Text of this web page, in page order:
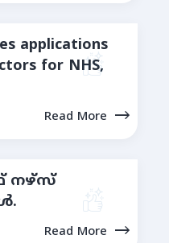
applications
for NHS,
Read More
നഴ്‌സ്
Read More